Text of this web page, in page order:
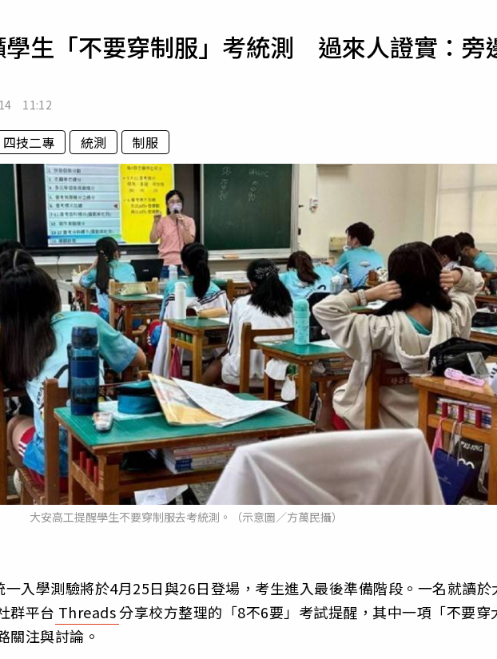
專欄
學生「不要穿制服」考統測 過來人證實：旁
11:12
四技二專 統測 制服
大安高工提醒學生不要穿制服去考統測。（示意圖／方萬民攝）
一入學測驗將於4月25日與26日登場，考生進入最後準備階段。一名就讀於
群平台 Threads分享校方整理的「8不6要」考試提醒，其中一項「不要穿
關注與討論。